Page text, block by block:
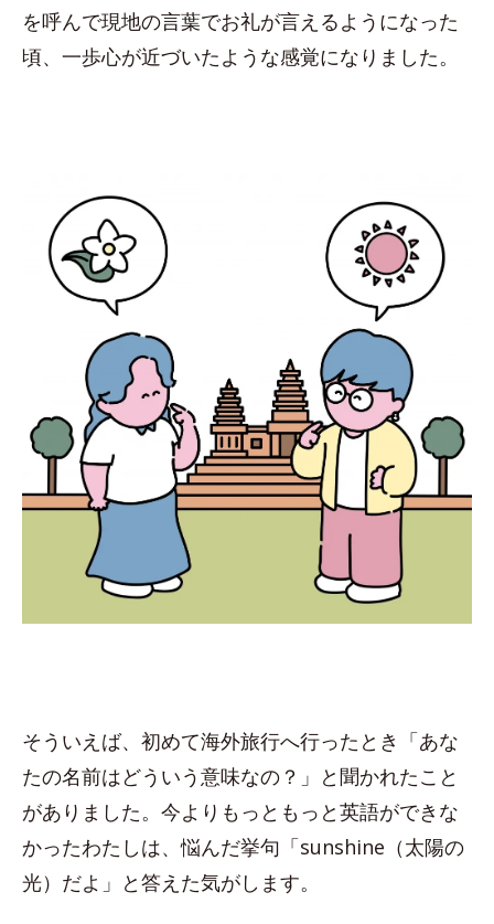
を呼んで現地の言葉でお礼が言えるようになった
頃、一歩心が近づいたような感覚になりました。
そういえば、初めて海外旅行へ行ったとき「あな
たの名前はどういう意味なの？」と聞かれたこと
がありました。今よりもっともっと英語ができな
かったわたしは、悩んだ挙句「sunshine（太陽の
光）だよ」と答えた気がします。